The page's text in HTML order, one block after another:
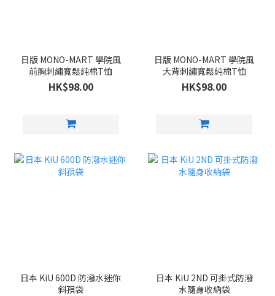
日版 MONO-MART 學院風
前胸刺繡寬鬆純棉T恤
HK$98.00
日版 MONO-MART 學院風
大背刺繡寬鬆純棉T恤
HK$98.00
日本 KiU 600D 防潑水迷你
斜孭袋
日本 KiU 2ND 可掛式防潑
水隨身收納袋